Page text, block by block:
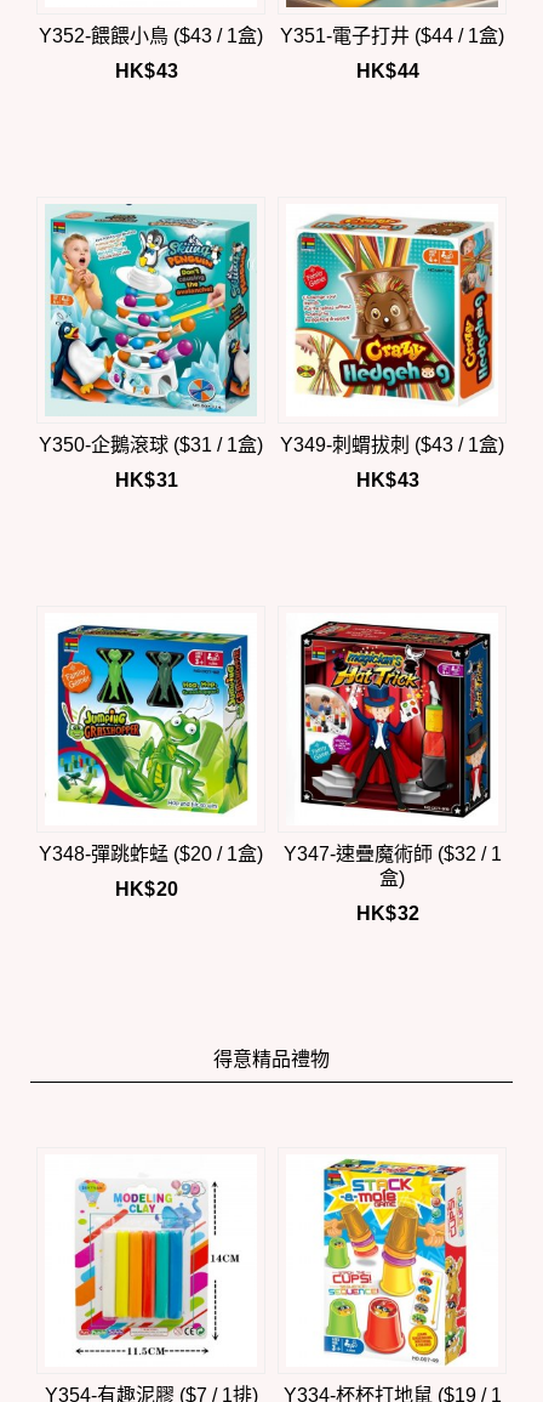
Y352-餵餵小鳥 ($43 / 1盒)
HK$43
Y351-電子打井 ($44 / 1盒)
HK$44
Y350-企鵝滾球 ($31 / 1盒)
HK$31
Y349-刺蝟拔刺 ($43 / 1盒)
HK$43
Y348-彈跳蚱蜢 ($20 / 1盒)
HK$20
Y347-速疊魔術師 ($32 / 1
盒)
HK$32
得意精品禮物
Y354-有趣泥膠 ($7 / 1排)
Y334-杯杯打地鼠 ($19 / 1